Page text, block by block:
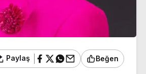
Paylaş Beğen